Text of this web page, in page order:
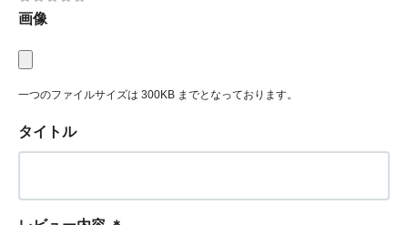
画像
一つのファイルサイズは 300KB までとなっております。
タイトル